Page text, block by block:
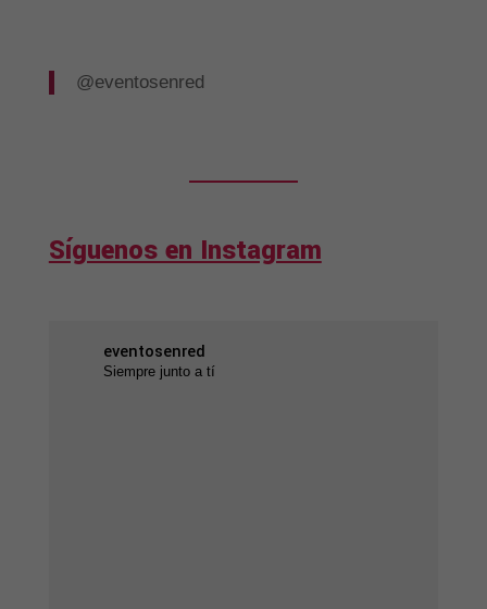
@eventosenred
Síguenos en Instagram
eventosenred
Siempre junto a tí